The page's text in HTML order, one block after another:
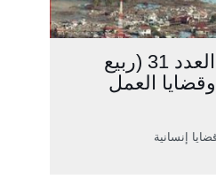
مجلة الإنساني العدد 31 (ربيع
وقضايا العمل
إنسانية